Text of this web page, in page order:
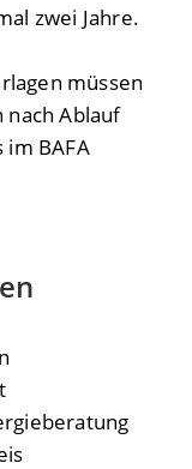
zwei Jahre.
müssen
Ablauf
BAFA